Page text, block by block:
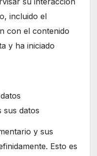
incluido el
con el contenido
y ha iniciado
sus datos
y sus
Esto es